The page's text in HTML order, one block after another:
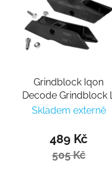
Grindblock Iqon
Decode Grindblock L
Skladem externě
489 Kč
505 Kč